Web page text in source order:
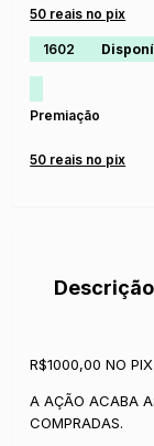
50 reais no pix
1602
Premiação
50 reais no pix
Descrição
R$1000,00 NO PIX
A AÇÃO ACABA
COMPRADAS.